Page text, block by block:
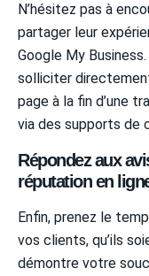
N’hésitez pas à
partager leur
Google My
solliciter
page à la fin d’une
via des supports de
Répondez aux
réputation en
Enfin, prenez le
vos clients, qu’ils
démontre votre